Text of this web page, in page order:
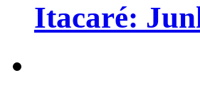
Itacaré: